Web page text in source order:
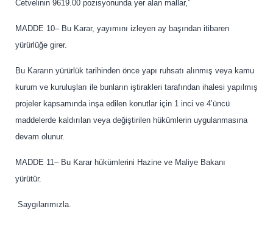
Cetvelinin 9619.00 pozisyonunda yer alan mallar,”
MADDE 10– Bu Karar, yayımını izleyen ay başından itibaren
yürürlüğe girer.
Bu Kararın yürürlük tarihinden önce yapı ruhsatı alınmış veya kamu
kurum ve kuruluşları ile bunların iştirakleri tarafından ihalesi yapılmış
projeler kapsamında inşa edilen konutlar için 1 inci ve 4’üncü
maddelerde kaldırılan veya değiştirilen hükümlerin uygulanmasına
devam olunur.
MADDE 11– Bu Karar hükümlerini Hazine ve Maliye Bakanı
yürütür.
Saygılarımızla.